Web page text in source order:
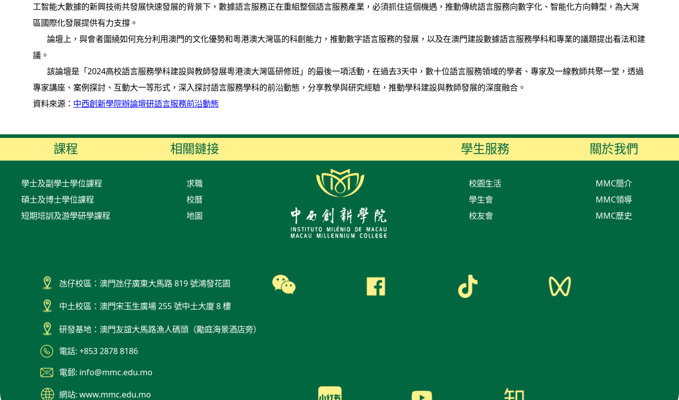
工智能大數據的新興技術共發展快速發展的背景下，數據語言服務正在重組整個語言服務產業，必須抓住這個機遇，推動傳統語言服務向數字化、智能化方向轉型，為大灣
區國際化發展提供有力支撐。
論壇上，與會者圍繞如何充分利用澳門的文化優勢和粵港澳大灣區的科創能力，推動數字語言服務的發展，以及在澳門建設數據語言服務學科和專業的議題提出看法和建
議。
該論壇是「2024高校語言服務學科建設與教師發展粵港澳大灣區研修班」的最後一項活動，在過去3天中，數十位語言服務領域的學者、專家及一線教師共聚一堂，透過
專家講座、案例探討、互動大一等形式，深入探討語言服務學科的前沿動態，分享教學與研究經驗，推動學科建設與教師發展的深度融合。
資料來源： 中西創新學院辦論壇研語言服務前沿動態
課程
學士及副學士學位課程
碩士及博士學位課程
短期培訓及游學研學課程
相關鏈接
求職
校曆
地圖
學生服務
校園生活
學生會
校友會
關於我們
MMC簡介
MMC領導
MMC歷史
氹仔校區：澳門氹仔廣東大馬路 819 號鴻發花園
中土校區：澳門宋玉生廣場 255 號中土大廈 8 樓
研發基地：澳門友誼大馬路漁人碼頭（勵庭海景酒店旁）
電話: +853 2878 8186
電郵: info@mmc.edu.mo
網站: www.mmc.edu.mo